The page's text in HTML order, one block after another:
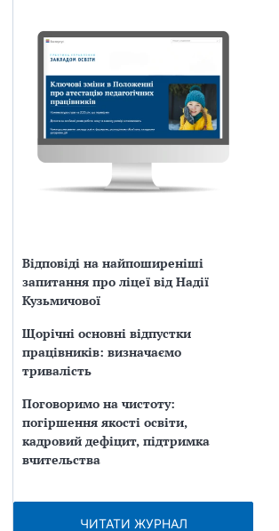
Відповіді на найпоширеніші
запитання про ліцеї від Надії
Кузьмичової
Щорічні основні відпустки
працівників: визначаємо
тривалість
Поговоримо на чистоту:
погіршення якості освіти,
кадровий дефіцит, підтримка
вчительства
ЧИТАТИ ЖУРНАЛ